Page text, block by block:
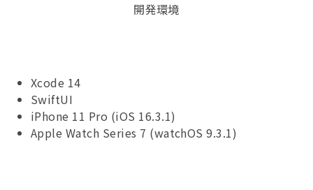
開発環境
Xcode 14
SwiftUI
iPhone 11 Pro (iOS 16.3.1)
Apple Watch Series 7 (watchOS 9.3.1)